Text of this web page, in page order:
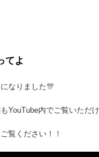
てよ
なりました🎊
YouTube内でご覧いた
覧ください！！